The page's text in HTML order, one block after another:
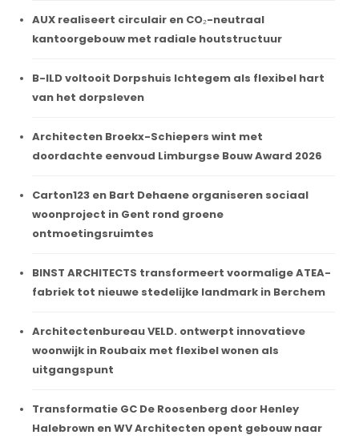
AUX realiseert circulair en CO₂-neutraal
kantoorgebouw met radiale houtstructuur
B-ILD voltooit Dorpshuis Ichtegem als flexibel hart
van het dorpsleven
Architecten Broekx-Schiepers wint met
doordachte eenvoud Limburgse Bouw Award 2026
Carton123 en Bart Dehaene organiseren sociaal
woonproject in Gent rond groene
ontmoetingsruimtes
BINST ARCHITECTS transformeert voormalige ATEA-
fabriek tot nieuwe stedelijke landmark in Berchem
Architectenbureau VELD. ontwerpt innovatieve
woonwijk in Roubaix met flexibel wonen als
uitgangspunt
Transformatie GC De Roosenberg door Henley
Halebrown en WV Architecten opent gebouw naar